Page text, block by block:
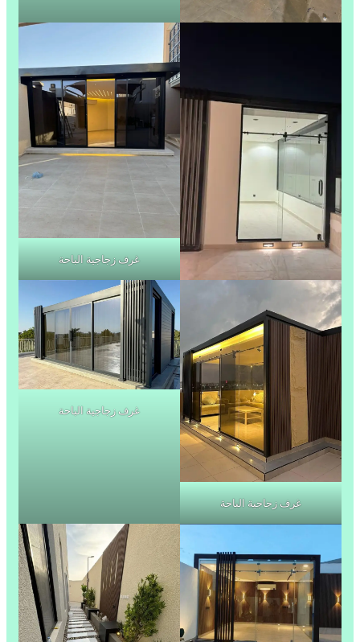
غرف زجاجية الباحة
غرف زجاجية الباحة
غرف زجاجية الباحة